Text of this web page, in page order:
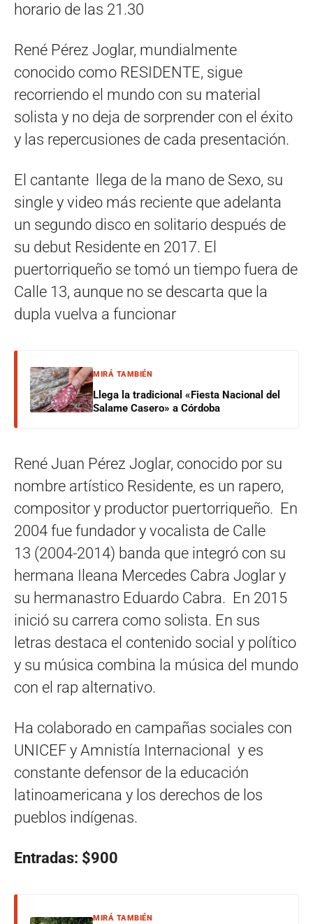
horario de las 21.30
René Pérez Joglar, mundialmente
conocido como RESIDENTE, sigue
recorriendo el mundo con su material
solista y no deja de sorprender con el éxito
y las repercusiones de cada presentación.
El cantante llega de la mano de Sexo, su
single y video más reciente que adelanta
un segundo disco en solitario después de
su debut Residente en 2017. El
puertorriqueño se tomó un tiempo fuera de
Calle 13, aunque no se descarta que la
dupla vuelva a funcionar
MIRÁ TAMBIÉN
Llega la tradicional «Fiesta Nacional del
Salame Casero» a Córdoba
René Juan Pérez Joglar, conocido por su
nombre artístico Residente, es un rapero,
compositor y productor puertorriqueño. En
2004 fue fundador y vocalista de Calle
13 (2004-2014) banda que integró con su
hermana Ileana Mercedes Cabra Joglar y
su hermanastro Eduardo Cabra. En 2015
inició su carrera como solista. En sus
letras destaca el contenido social y político
y su música combina la música del mundo
con el rap alternativo.
Ha colaborado en campañas sociales con
UNICEF y Amnistía Internacional ​ y es
constante defensor de la educación
latinoamericana y los derechos de los
pueblos indígenas.
Entradas: $900
MIRÁ TAMBIÉN